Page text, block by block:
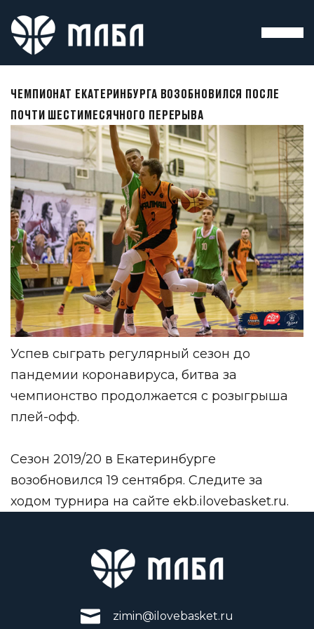
ЧЕМПИОНАТ ЕКАТЕРИНБУРГА ВОЗОБНОВИЛСЯ ПОСЛЕ
ПОЧТИ ШЕСТИМЕСЯЧНОГО ПЕРЕРЫВА
Успев сыграть регулярный сезон до
пандемии коронавируса, битва за
чемпионство продолжается с розыгрыша
плей-офф.
Сезон 2019/20 в Екатеринбурге
возобновился 19 сентября. Следите за
ходом турнира на сайте ekb.ilovebasket.ru.
zimin@ilovebasket.ru